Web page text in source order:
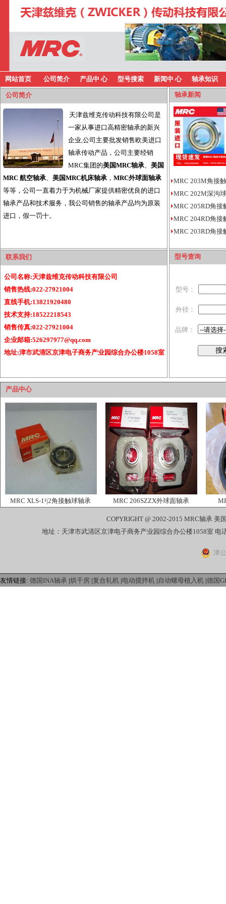
网站首页 公司简介 产品中 心 型号搜索 新闻中 心 轴承知识
公司简介
天津兹维克传动科技有限公司是
一家从事进口高精密轴承的新兴
企业,公司主要批发销售欧美进口
轴承传动产品，公司主要经销
MRC集团的美国MRC轴承、 美国
MRC 航空轴承、 美国MRC机床轴承 ， MRC外球面轴承
等等，公司一直着力于为机械厂家提供精密优良的进口
轴承产品和技术服务，我公司销售的轴承产品均为原装
进口，假一罚十。
轴承新闻
MRC 203M角接
MRC 202M深沟
MRC 205RD角接
MRC 204RD角接
MRC 203RD角接
联系我们
公司名称:天津兹维克传动科技有限公司
销售热线:022-27921004
直线手机:13821920480
技术支持:18522218543
销售传真:022-27921004
企业邮箱:526297977@qq.com
地址:津市武清区京津电子商务产业园综合办公楼1058室
型号查询
型号：
外径：
品牌：
产品中心
MRC XLS-1¹|2角接触球轴承 MRC 206SZZX外球面轴承
COPYRIGHT @ 2002-2015 MRC轴承 美
地址：天津市武清区京津电子商务产业园综合办公楼1058室 电
津
友情链接: 德国INA轴承 |烘干房 |复合轧机 |电动搅拌机 | 自动螺母植入机 |德国